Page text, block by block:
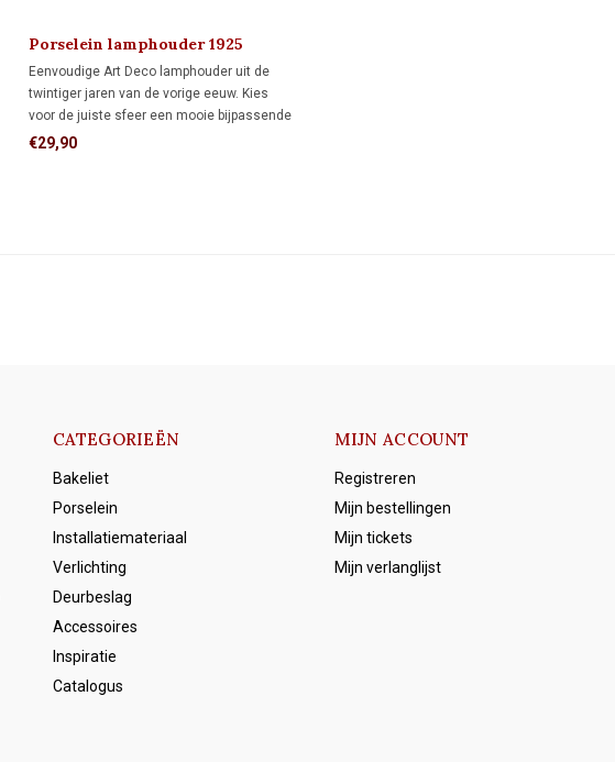
Porselein lamphouder 1925
Eenvoudige Art Deco lamphouder uit de
twintiger jaren van de vorige eeuw. Kies
voor de juiste sfeer een mooie bijpassende
(LED) kooldraadlamp.
€29,90
CATEGORIEËN
Bakeliet
Porselein
Installatiemateriaal
Verlichting
Deurbeslag
Accessoires
Inspiratie
Catalogus
MIJN ACCOUNT
Registreren
Mijn bestellingen
Mijn tickets
Mijn verlanglijst